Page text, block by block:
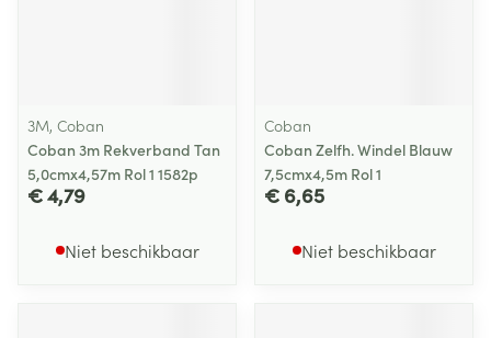
3M, Coban
Coban 3m Rekverband Tan
5,0cmx4,57m Rol 1 1582p
€ 4,79
Niet beschikbaar
Coban
Coban Zelfh. Windel Blauw
7,5cmx4,5m Rol 1
€ 6,65
Niet beschikbaar